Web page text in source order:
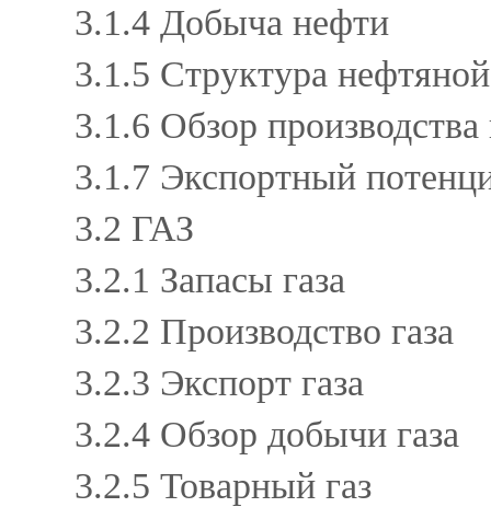
3.1.4 Добыча нефти
3.1.5 Структура
3.1.6 Обзор
3.1.7 Экспортный
3.2 ГАЗ
3.2.1 Запасы газа
3.2.2 Производство газа
3.2.3 Экспорт газа
3.2.4 Обзор добычи газа
3.2.5 Товарный газ